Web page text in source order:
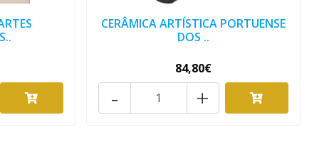
CERÂMICA ARTÍSTICA PORTUENSE
DOS ..
84,80€
+
-